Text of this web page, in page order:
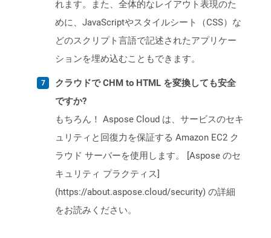
れます。また、全体的なレイアウト表現のた
めに、JavaScriptやスタイルシート（CSS）な
どのスクリプト言語で記述されたアプリケー
ションを埋め込むこともできます。
クラウドで CHM to HTML を変換しても安全
ですか?
もちろん！ Aspose Cloud は、サービスのセキ
ュリティと回復力を保証する Amazon EC2 ク
ラウド サーバーを使用します。 [Aspose のセ
キュリティ プラクティス]
(https://about.aspose.cloud/security) の詳細
をお読みください。